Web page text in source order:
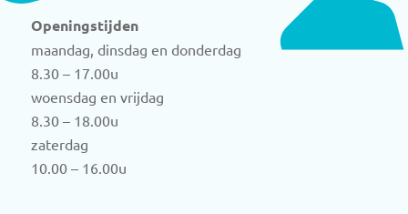
Openingstijden
maandag, dinsdag en donderdag
8.30 – 17.00u
woensdag en vrijdag
8.30 – 18.00u
zaterdag
10.00 – 16.00u